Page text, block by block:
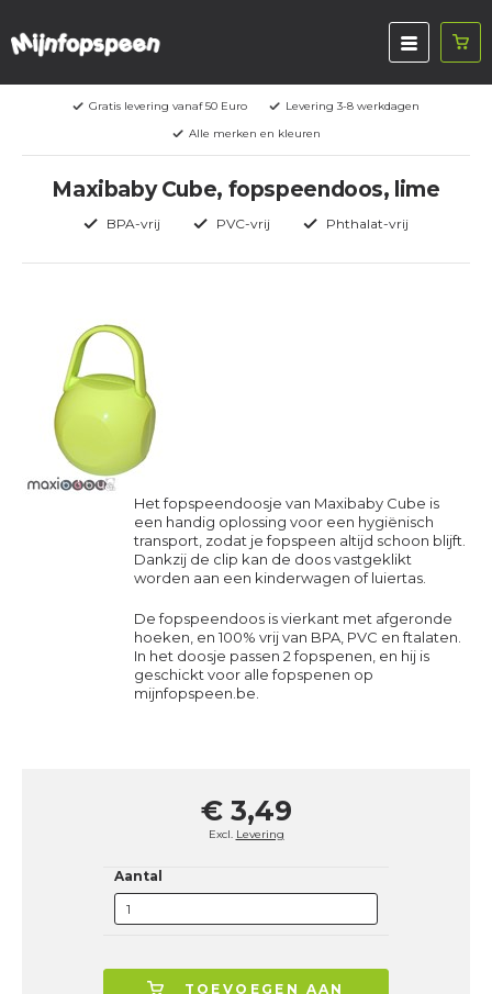
Gratis levering vanaf 50 Euro
Levering 3-8 werkdagen
Alle merken en kleuren
Maxibaby Cube, fopspeendoos, lime
BPA-vrij PVC-vrij Phthalat-vrij
Het fopspeendoosje van Maxibaby Cube is
een handig oplossing voor een hygiënisch
transport, zodat je fopspeen altijd schoon blijft.
Dankzij de clip kan de doos vastgeklikt
worden aan een kinderwagen of luiertas.
De fopspeendoos is vierkant met afgeronde
hoeken, en 100% vrij van BPA, PVC en ftalaten.
In het doosje passen 2 fopspenen, en hij is
geschickt voor alle fopspenen op
mijnfopspeen.be.
€ 3,49
Excl. Levering
Aantal
TOEVOEGEN AAN